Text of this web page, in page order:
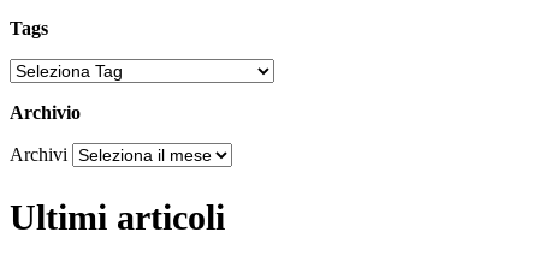
Tags
Archivio
Archivi
Ultimi articoli